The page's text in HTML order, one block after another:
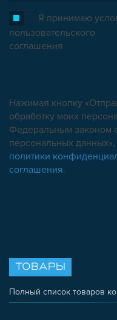
Я принимаю
пользовательского
соглашения
Нажимая кнопку
обработку моих
Федеральным законом
персональных
политики
соглашения.
ТОВАРЫ
Полный список товаров